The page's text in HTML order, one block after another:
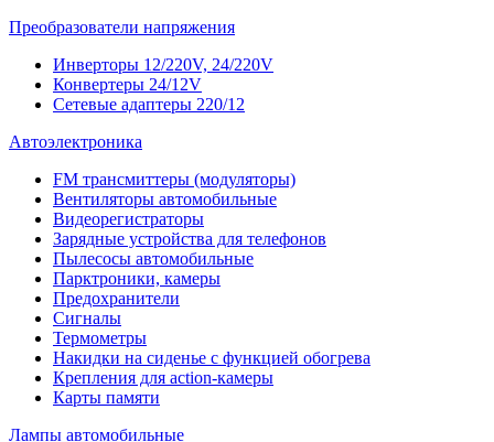
Преобразователи напряжения
Инверторы 12/220V, 24/220V
Конвертеры 24/12V
Сетевые адаптеры 220/12
Автоэлектроника
FM трансмиттеры (модуляторы)
Вентиляторы автомобильные
Видеорегистраторы
Зарядные устройства для телефонов
Пылесосы автомобильные
Парктроники, камеры
Предохранители
Сигналы
Термометры
Накидки на сиденье с функцией обогрева
Крепления для action-камеры
Карты памяти
Лампы автомобильные